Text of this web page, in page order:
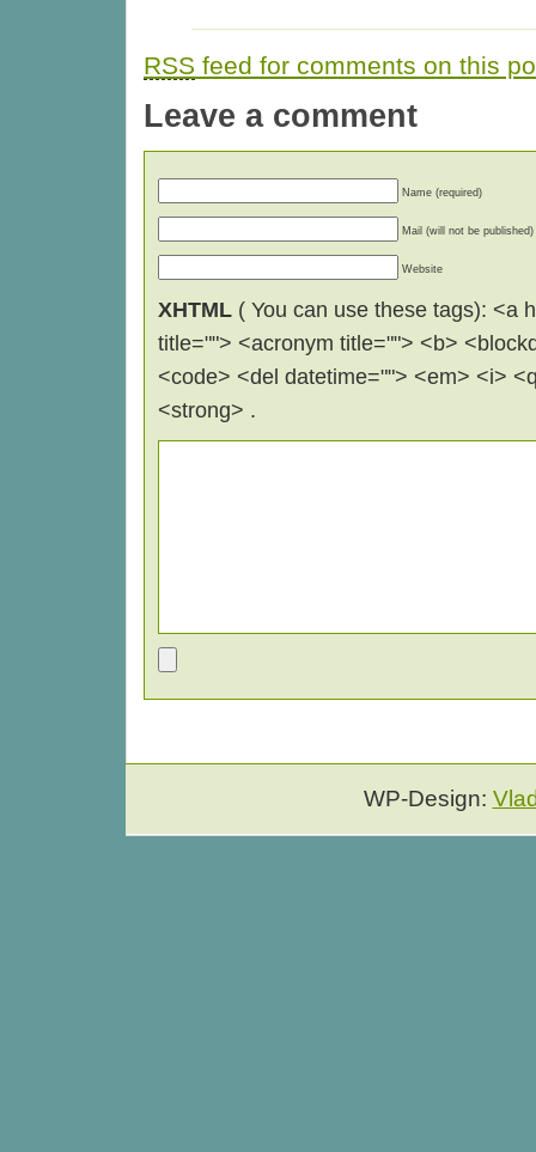
RSS feed for comments on this
Leave a comment
Name (required)
Mail (will not be published)
Website
XHTML ( You can use these tags): <a
title=""> <acronym title=""> <b>
<code> <del datetime=""> <em> <i>
<strong> .
WP-Design: